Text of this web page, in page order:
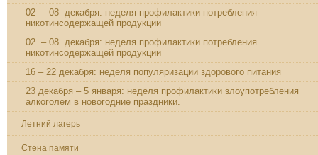
02 – 08 декабря: неделя профилактики потребления
никотинсодержащей продукции
02 – 08 декабря: неделя профилактики потребления
никотинсодержащей продукции
16 – 22 декабря: неделя популяризации здорового питания
23 декабря – 5 января: неделя профилактики злоупотребления
алкоголем в новогодние праздники.
Летний лагерь
Стена памяти